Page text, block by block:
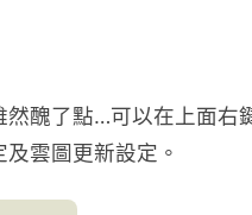
醜了點…可以在上面右
雲圖更新設定。